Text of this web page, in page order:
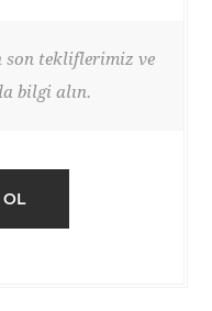
son tekliflerimiz ve
bilgi alın.